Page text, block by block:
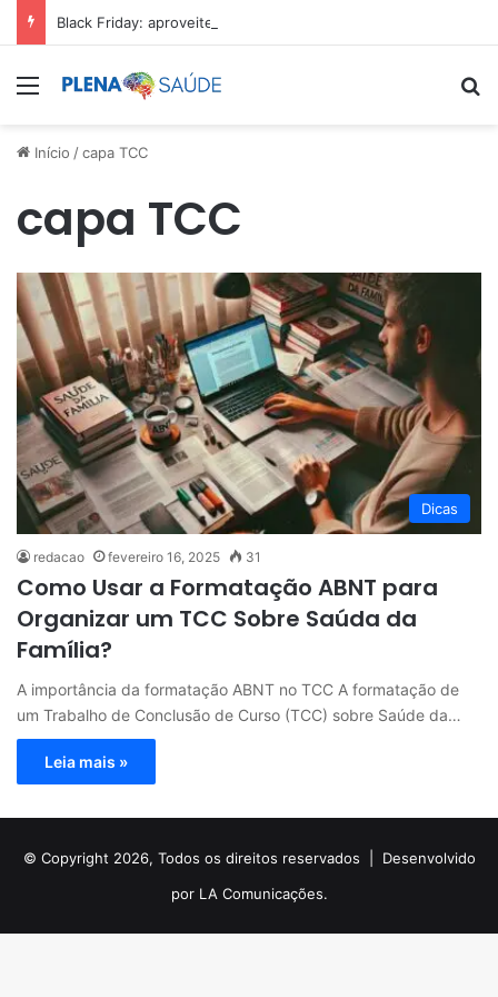
Black Friday: aproveite antes que acabe
Menu
Início /capa TCC
capa TCC
Dicas
redacao fevereiro 16, 2025 31
Como Usar a Formatação ABNT para
Organizar um TCC Sobre Saúda da
Família?
A importância da formatação ABNT no TCC A formatação de
um Trabalho de Conclusão de Curso (TCC) sobre Saúde da…
Leia mais »
© Copyright 2026, Todos os direitos reservados | Desenvolvido
por LA Comunicações.